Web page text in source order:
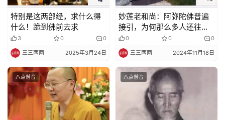
法
规
责
声
明
特别是这两部经，求什么得
什么！跪到佛前去求
3 0 0
三三两两 2025年3月24日
妙莲老和尚：阿弥陀佛普遍
接引，为何那么多人还往生
不了？
0 0 0
三三两两 2024年11月18日
八点僧音 八点僧音